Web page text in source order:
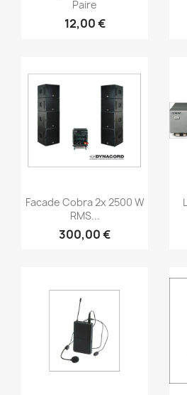
Paire
12,00 €
Aperçu rapide
Facade Cobra 2x 2500 W
RMS...
300,00 €